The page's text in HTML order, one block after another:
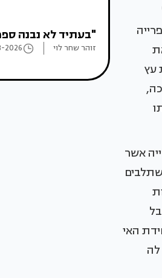
עץ
אשר
האי
לה
"בעתיד לא נבנה
זוהר שחר לוי 2026